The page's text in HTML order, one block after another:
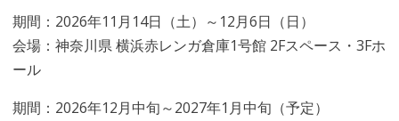
期間：2026年11月14日（土）～12月6日（日）
会場：神奈川県 横浜赤レンガ倉庫1号館 2Fスペース・3Fホ
ール
期間：2026年12月中旬～2027年1月中旬（予定）